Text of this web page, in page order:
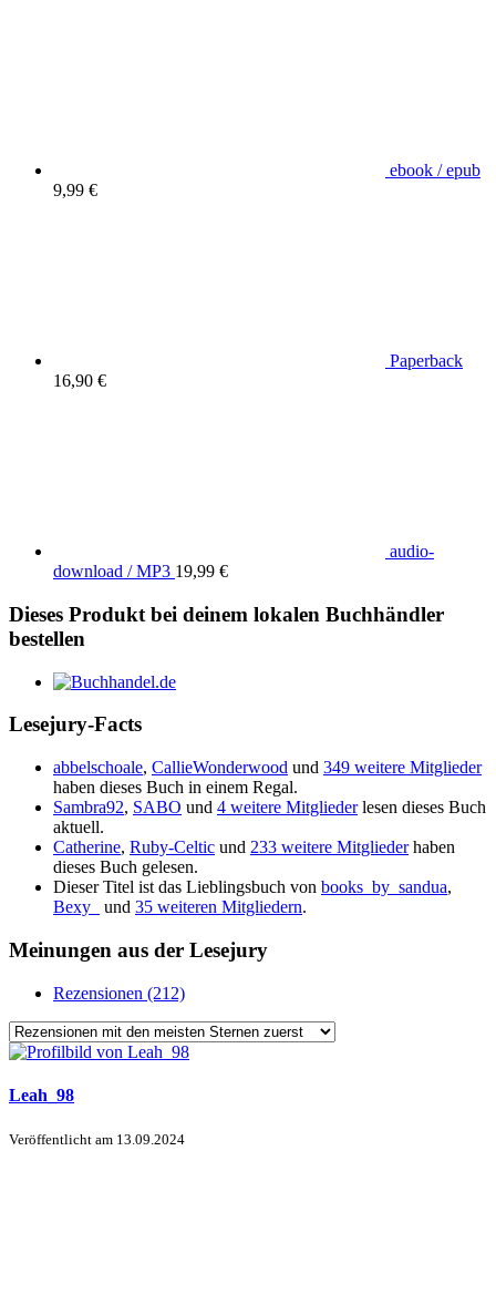
ebook / epub
9,99 €
Paperback
16,90 €
audio-
download / MP3 19,99 €
Dieses Produkt bei deinem lokalen Buchhändler
bestellen
Lesejury-Facts
abbelschoale, CallieWonderwood und 349 weitere Mitglieder
haben dieses Buch in einem Regal.
Sambra92, SABO und 4 weitere Mitgliederlesen dieses Buch
aktuell.
Catherine, Ruby-Celtic und 233 weitere Mitgliederhaben
dieses Buch gelesen.
Dieser Titel ist das Lieblingsbuch von books_by_sandua,
Bexy_
und 35 weiteren Mitgliedern.
Meinungen aus der Lesejury
Rezensionen (212)
Leah_98
Veröffentlicht am 13.09.2024